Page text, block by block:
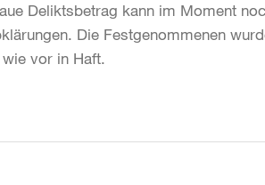
Deliktsbetrag kann im Moment
Die Festgenommenen
vor in Haft.